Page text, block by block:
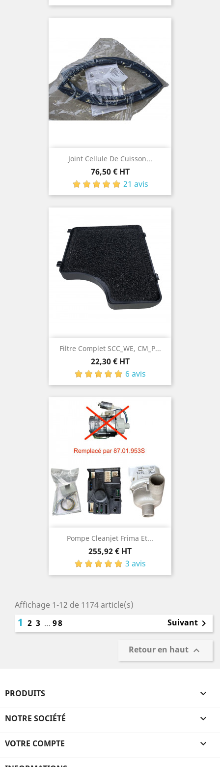
Joint Cellule De Cuisson...
Prix
76,50 € HT
21 avis
Filtre Complet SCC_WE, CM_P...
Prix
22,30 € HT
6 avis
Pompe Cleanjet Frima Et...
Prix
255,92 € HT
3 avis
Affichage 1-12 de 1174 article(s)
1 2 3 … 98 Suivant 
Retour en haut 
PRODUITS 
NOTRE SOCIÉTÉ 
VOTRE COMPTE 